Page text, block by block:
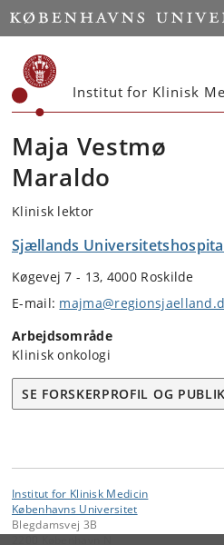
Start
Institut for Klinisk
Maja Vestmø
Maraldo
Klinisk lektor
Sjællands
Køgevej 7 - 13, 4000 Roskilde
E-mail:
Arbejdsområde
Klinisk onkologi
SE FORSKERPROFIL OG
Institut for Klinisk Medicin
Københavns Universitet
Blegdamsvej 3B